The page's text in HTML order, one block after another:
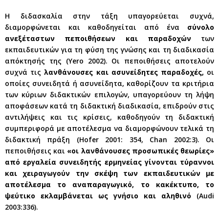
Η διδασκαλία στην τάξη υπαγορεύεται συχνά,
διαμορφώνεται και καθοδηγείται από ένα σύνολο
ανεξέταστων πεποιθήσεων και παραδοχώντων
εκπαιδευτικών για τη φύση της γνώσης και τη διαδικασία
απόκτησής της (Yero 2002). Οι πεποιθήσεις αποτελούν
συχνά τιςλανθάνουσες και ασυνείδητες παραδοχές, οι
οποίες συνειδητά ή ασυνείδητα, καθορίζουν τα κριτήρια
των κύριων διδακτικών επιλογών, υπαγορεύουν τη λήψη
αποφάσεων κατά τη διδακτική διαδικασία, επιδρούν στις
αντιλήψεις και τις κρίσεις, καθοδηγούν τη διδακτική
συμπεριφορά με αποτέλεσμα να διαμορφώνουν τελικά τη
διδακτική πράξη (Hofer 2001: 354, Chan 2002:3). Οι
πεποιθήσεις και «οι λανθάνουσες προσωπικές θεωρίες»
από εργαλεία συνειδητής ερμηνείας γίνονται τύραννοι
και χειραγωγούν την σκέψη των εκπαιδευτικών με
αποτέλεσμα το αναπαραγωγικό, το κακέκτυπο, το
ψεύτικο εκλαμβάνεται ως γνήσιο και αληθινό (Audi
2003:336).